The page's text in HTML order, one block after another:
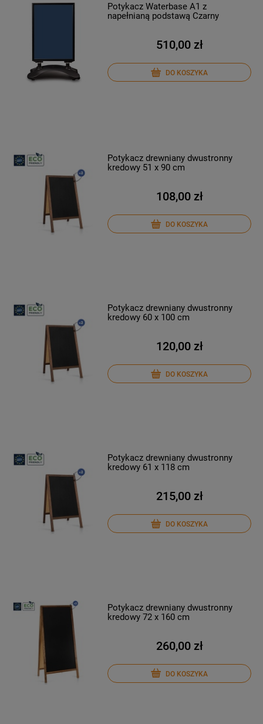
Potykacz Waterbase A1 z
napełnianą podstawą Czarny
510,00 zł
DO KOSZYKA
Potykacz drewniany dwustronny
kredowy 51 x 90 cm
108,00 zł
DO KOSZYKA
Potykacz drewniany dwustronny
kredowy 60 x 100 cm
120,00 zł
DO KOSZYKA
Potykacz drewniany dwustronny
kredowy 61 x 118 cm
215,00 zł
DO KOSZYKA
Potykacz drewniany dwustronny
kredowy 72 x 160 cm
260,00 zł
DO KOSZYKA